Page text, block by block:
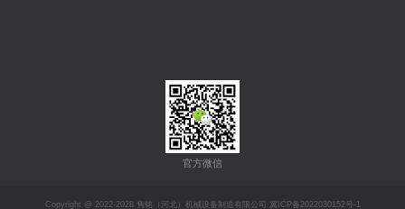
官方微信
Copyright @ 2022-2028 隽铭（河北）机械设备制造有限公司 冀ICP备2022030152号-1